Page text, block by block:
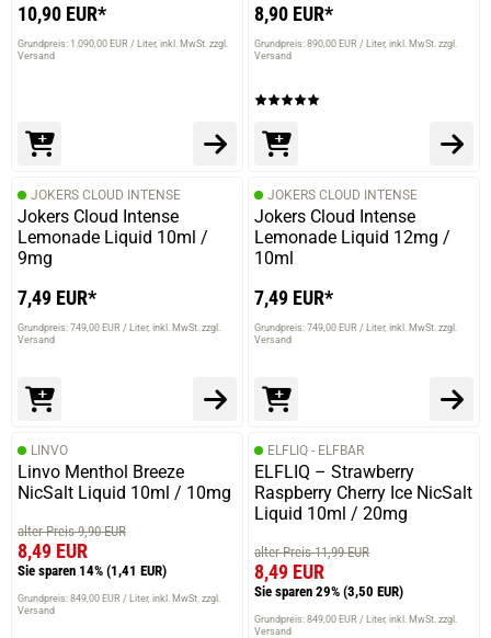
10,90 EUR*
Grundpreis: 1.090,00 EUR / Liter inkl. MwSt. zzgl.
Versand
8,90 EUR*
Grundpreis: 890,00 EUR / Liter inkl. MwSt. zzgl.
Versand
JOKERS CLOUD INTENSE
Jokers Cloud Intense
Lemonade Liquid 10ml /
9mg
7,49 EUR*
Grundpreis: 749,00 EUR / Liter inkl. MwSt. zzgl.
Versand
JOKERS CLOUD INTENSE
Jokers Cloud Intense
Lemonade Liquid 12mg /
10ml
7,49 EUR*
Grundpreis: 749,00 EUR / Liter inkl. MwSt. zzgl.
Versand
LINVO
Linvo Menthol Breeze
NicSalt Liquid 10ml / 10mg
alter Preis 9,90 EUR
8,49 EUR
Sie sparen 14% (1,41 EUR)
Grundpreis: 849,00 EUR / Liter inkl. MwSt. zzgl.
Versand
ELFLIQ - ELFBAR
ELFLIQ – Strawberry
Raspberry Cherry Ice NicSalt
Liquid 10ml / 20mg
alter Preis 11,99 EUR
8,49 EUR
Sie sparen 29% (3,50 EUR)
Grundpreis: 849,00 EUR / Liter inkl. MwSt. zzgl.
Versand